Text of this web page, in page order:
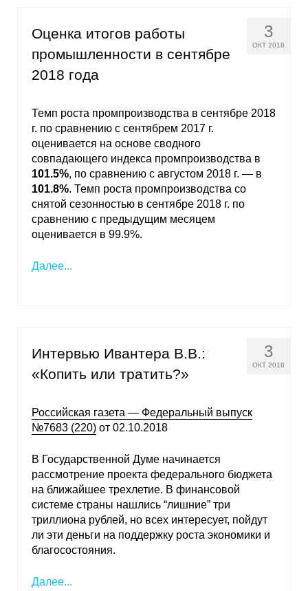
Энергетический семинар
Российско-французский семинар
ЦДУ
Отрасли и регионы
Inforum
Квартальный прогноз
Краткосрочный прогноз
Российская Система Климатического
Мониторинга
Центр «Климатическая политика и
экономика России»
Образование и карьера
3
ОКТ 2018
Оценка итогов работы
промышленности в сентябре
2018 года
Темп роста промпроизводства в сентябре 2018
г. по сравнению с сентябрем 2017 г.
оценивается на основе сводного
совпадающего индекса промпроизводства в
101.5%, по сравнению с августом 2018 г. — в
101.8%. Темп роста промпроизводства со
снятой сезонностью в сентябре 2018 г. по
сравнению с предыдущим месяцем
оценивается в 99.9%.
Далее...
3
ОКТ 2018
Интервью Ивантера В.В.:
«Копить или тратить?»
Российская газета — Федеральный выпуск
№7683 (220) от 02.10.2018
В Государственной Думе начинается
рассмотрение проекта федерального бюджета
на ближайшее трехлетие. В финансовой
системе страны нашлись “лишние” три
триллиона рублей, но всех интересует, пойдут
ли эти деньги на поддержку роста экономики и
благосостояния.
Далее...